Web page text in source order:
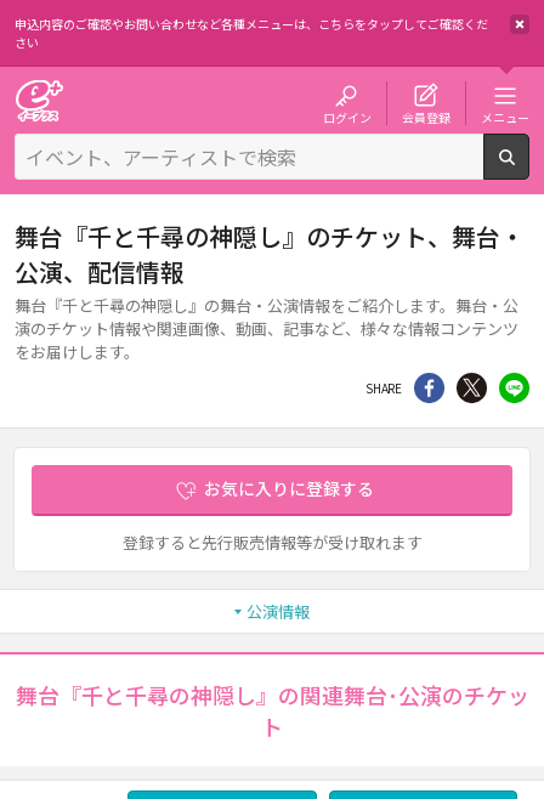
申込内容のご確認やお問い合わせなど各種メニューは、 こちらをタップしてご確認くだ
さい
ログイン 会員登録 メニュー
舞台『千と千尋の神隠し』のチケット、舞台・
公演、配信情報
舞台『千と千尋の神隠し』の舞台・公演情報をご紹介します。舞台・公
演のチケット情報や関連画像、動画、記事など、様々な情報コンテンツ
をお届けします。
SHARE シェア Twitter
お気に入りに登録する
登録すると先行販売情報等が受け取れます
公演情報
舞台『千と千尋の神隠し』の関連舞台･公演のチケッ
ト